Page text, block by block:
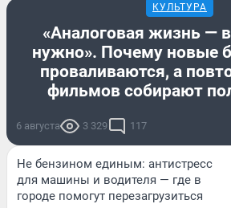
КУЛЬТУРА
«Аналоговая жизнь —
нужно». Почему новые
проваливаются, а
фильмов собирают
6 августа 3 329 117
Не бензином единым: антистресс
для машины и водителя — где в
городе помогут перезагрузиться